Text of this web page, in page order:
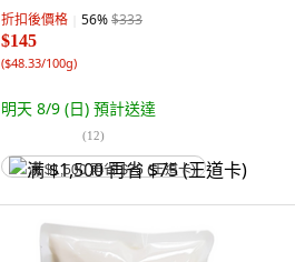
折扣後價格 56%$333
$145
($48.33/100g)
明天 8/9 (日) 預計送達
(12)
满 $1,500 再省 $75 (王道卡)